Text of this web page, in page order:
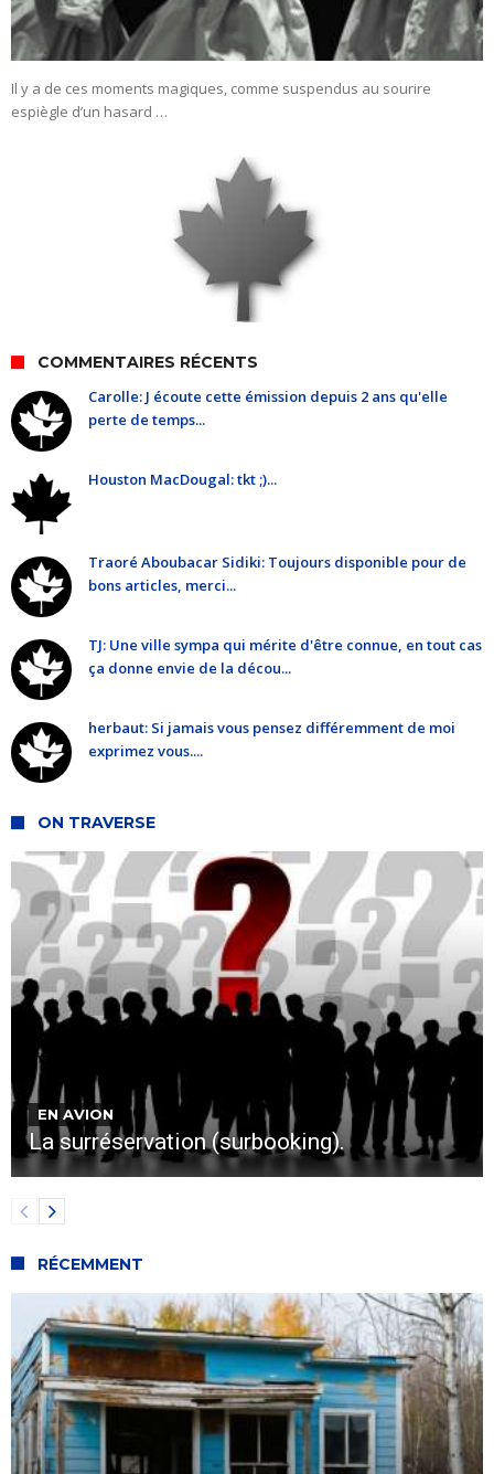
Il y a de ces moments magiques, comme suspendus au sourire
espiègle d’un hasard …
COMMENTAIRES RÉCENTS
Carolle: J écoute cette émission depuis 2 ans qu'elle
perte de temps...
Houston MacDougal: tkt ;)...
Traoré Aboubacar Sidiki: Toujours disponible pour de
bons articles, merci...
TJ: Une ville sympa qui mérite d'être connue, en tout cas
ça donne envie de la décou...
herbaut: Si jamais vous pensez différemment de moi
exprimez vous....
ON TRAVERSE
EN AVION
La surréservation (surbooking).
RÉCEMMENT